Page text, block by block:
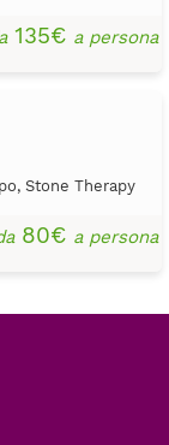
135€ a persona
Stone Therapy
80€ a persona